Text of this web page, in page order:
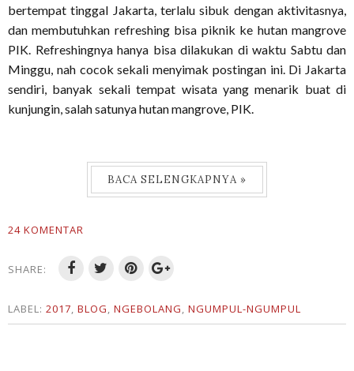
bertempat tinggal Jakarta, terlalu sibuk dengan aktivitasnya,
dan membutuhkan refreshing bisa piknik ke hutan mangrove
PIK. Refreshingnya hanya bisa dilakukan di waktu Sabtu dan
Minggu, nah cocok sekali menyimak postingan ini. Di Jakarta
sendiri, banyak sekali tempat wisata yang menarik buat di
kunjungin, salah satunya hutan mangrove, PIK.
BACA SELENGKAPNYA »
24 KOMENTAR
SHARE:
LABEL: 2017, BLOG, NGEBOLANG, NGUMPUL-NGUMPUL